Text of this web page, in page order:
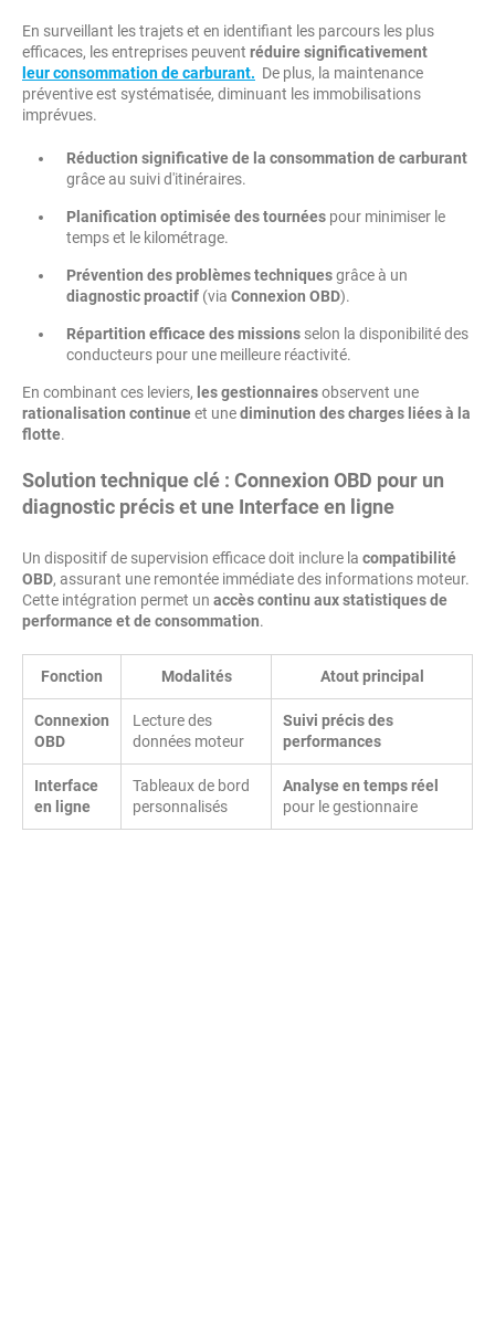
En surveillant les trajets et en identifiant les parcours les plus
efficaces, les entreprises peuvent réduire significativement
leur consommation de carburant. De plus, la maintenance
préventive est systématisée, diminuant les immobilisations
imprévues.
Réduction significative de la consommation de carburant
grâce au suivi d'itinéraires.
Planification optimisée des tournées pour minimiser le
temps et le kilométrage.
Prévention des problèmes techniquesgrâce à un
diagnostic proactif (via Connexion OBD).
Répartition efficace des missions selon la disponibilité des
conducteurs pour une meilleure réactivité.
En combinant ces leviers, les gestionnairesobservent une
rationalisation continueet unediminution des charges liées à la
flotte.
Solution technique clé : Connexion OBD pour un
diagnostic précis et une Interface en ligne
Un dispositif de supervision efficace doit inclure la compatibilité
OBD, assurant une remontée immédiate des informations moteur.
Cette intégration permet un accès continu aux statistiques de
performance et de consommation.
Fonction Modalités Atout principal
Connexion
OBD
Lecture des
données moteur
Suivi précis des
performances
Interface
en ligne
Tableaux de bord
personnalisés
Analyse en temps réel
pour le gestionnaire